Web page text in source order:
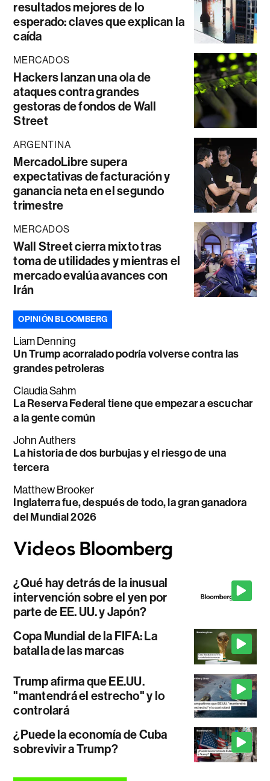
resultados mejores de lo
esperado: claves que explican la
caída
MERCADOS
Hackers lanzan una ola de
ataques contra grandes
gestoras de fondos de Wall
Street
ARGENTINA
MercadoLibre supera
expectativas de facturación y
ganancia neta en el segundo
trimestre
MERCADOS
Wall Street cierra mixto tras
toma de utilidades y mientras el
mercado evalúa avances con
Irán
OPINIÓN BLOOMBERG
Liam Denning
Un Trump acorralado podría volverse contra las
grandes petroleras
Claudia Sahm
La Reserva Federal tiene que empezar a escuchar
a la gente común
John Authers
La historia de dos burbujas y el riesgo de una
tercera
Matthew Brooker
Inglaterra fue, después de todo, la gran ganadora
del Mundial 2026
¿Qué hay detrás de la inusual
intervención sobre el yen por
parte de EE. UU. y Japón?
Copa Mundial de la FIFA: La
batalla de las marcas
Trump afirma que EE.UU.
"mantendrá el estrecho" y lo
controlará
¿Puede la economía de Cuba
sobrevivir a Trump?